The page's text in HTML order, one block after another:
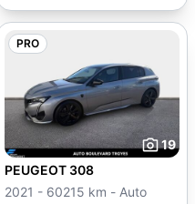
PRO
19
PEUGEOT 308
2021 - 60215 km - Auto